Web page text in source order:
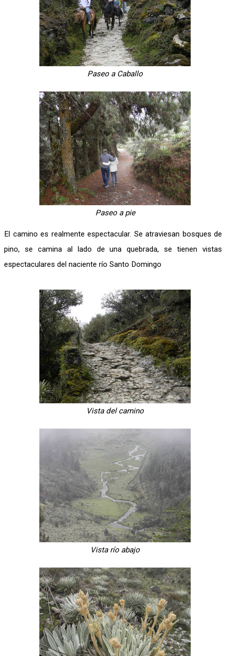
Paseo a Caballo
Paseo a pie
El camino es realmente espectacular. Se atraviesan bosques de
pino, se camina al lado de una quebrada, se tienen vistas
espectaculares del naciente río Santo Domingo
Vista del camino
Vista río abajo